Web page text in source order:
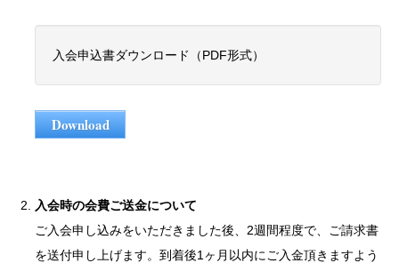
入会申込書ダウンロード（PDF形式）
Download
入会時の会費ご送金について
ご入会申し込みをいただきました後、2週間程度で、ご請求書
を送付申し上げます。到着後1ヶ月以内にご入金頂きますよう